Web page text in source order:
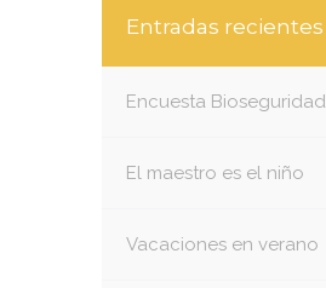
Entradas recientes
Encuesta Bioseguridad
El maestro es el niño
Vacaciones en verano